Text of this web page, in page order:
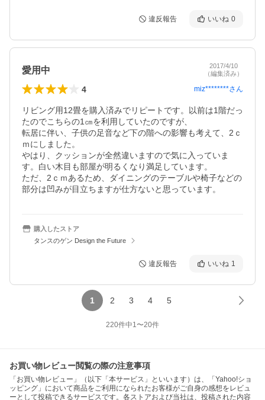
違反報告 いいね 0
愛用中
2017/4/10
（編集済み）
4 miz********さん
リビング用12畳を購入済みでリピートです。以前は1階だっ
たのでこちらの1㎝を利用していたのですが、
転居に伴い、子供の足音など下の階への影響も考えて、2ｃ
ｍにしました。
やはり、クッションが全然違いますので気に入っていま
す。白い木目も部屋が明るくなり満足しています。
ただ、2ｃｍあるため、ダイニングのテーブルや椅子などの
部分は凹みが目立ちますが仕方ないと思っています。
購入したストア
タンスのゲン Design the Future
違反報告 いいね 1
1 2 3 4 5
220件中1〜20件
お買い物レビュー閲覧の際の注意事項
「お買い物レビュー」（以下「本サービス」といいます）は、「Yahoo!ショ
ッピング」において商品をご利用になられたお客様がご自身の感想をレビュ
ーとして投稿できるサービスです。各ストアおよび当社は、投稿された内容